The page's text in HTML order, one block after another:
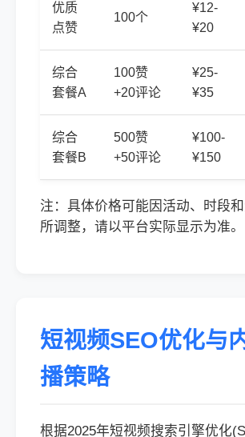
优质
点赞
100个
¥12-
¥20
综合
套餐A
100赞
+20评论
¥25-
¥35
综合
套餐B
500赞
+50评论
¥100-
¥150
注：具体价格可能因活动、时段
所调整，请以平台实际显示为准。
短视频SEO优化与
播策略
根据2025年短视频搜索引擎优化